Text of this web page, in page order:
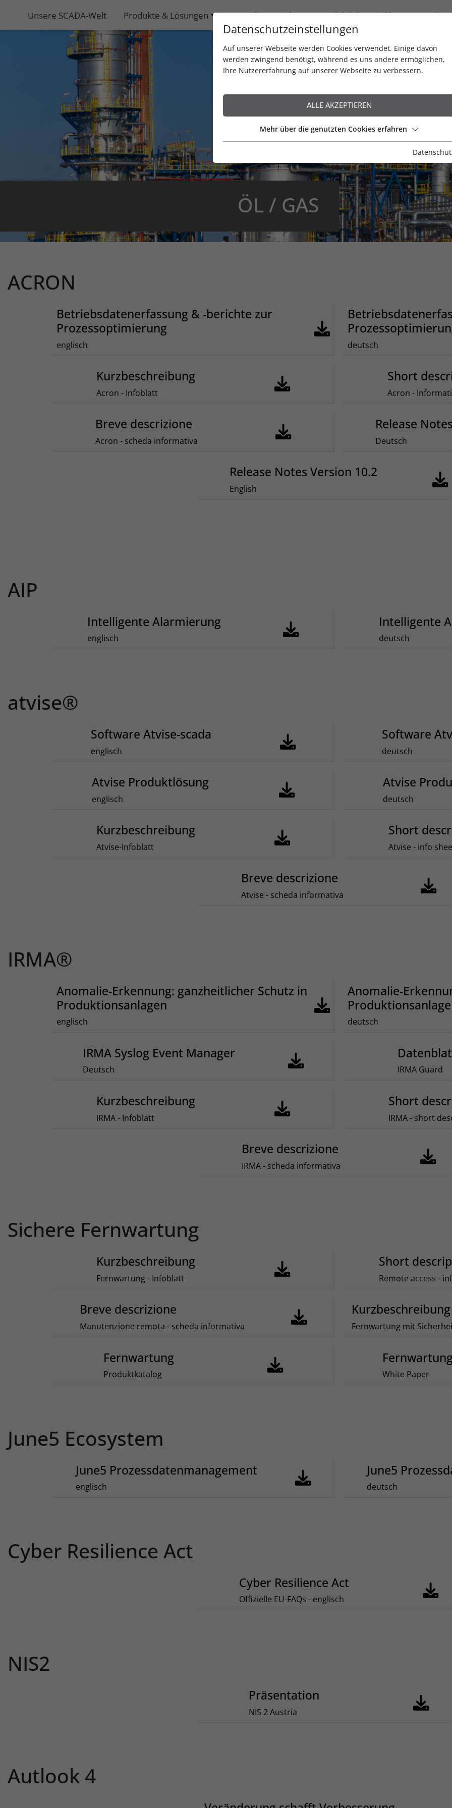
Unsere SCADA-Welt Produkte & Lösungen Newsletter / Blog Produktlebenszyklen Service
Wasser
ACRON
Betriebsdatenerfassung & -berichte zur
Prozessoptimierung
englisch deutsch
Kurzbeschreibung
Acron - Infoblatt
Short
Acron -
Breve descrizione
Acron - scheda informativa
Release
Deutsch
Release Notes Version 10.2
English
AIP
Intelligente Alarmierung
englisch
Intelligente
deutsch
atvise®
Software Atvise-scada
englisch
Software
deutsch
Atvise Produktlösung
englisch
Atvise
deutsch
Kurzbeschreibung
Atvise-Infoblatt
Short
Atvise - info
Breve descrizione
Atvise - scheda informativa
IRMA®
Anomalie-Erkennung: ganzheitlicher Schutz in
Produktionsanlagen
englisch
Anomalie-
deutsch
IRMA Syslog Event Manager
Deutsch IRMA Guard
Kurzbeschreibung
IRMA - Infoblatt
Short
IRMA - short
Breve descrizione
IRMA - scheda informativa
Sichere Fernwartung
Kurzbeschreibung
Fernwartung - Infoblatt
Short
Remote access -
Breve descrizione
Manutenzione remota - scheda informativa
Kurzbeschreibung
Fernwartung mit
Fernwartung
Produktkatalog White Paper
June5 Ecosystem
June5 Prozessdatenmanagement
englisch
June5
deutsch
Cyber Resilience Act
Cyber Resilience Act
Offizielle EU-FAQs - englisch
NIS2
Präsentation
NIS 2 Austria
Autlook 4
Datenschutzeinstellungen
Auf unserer Webseite werden Cookies verwendet. Einige davon
werden zwingend benötigt, während es uns andere ermöglichen,
Ihre Nutzererfahrung auf unserer Webseite zu verbessern.
ALLE AKZEPTIEREN
Mehr über die genutzten Cookies erfahren